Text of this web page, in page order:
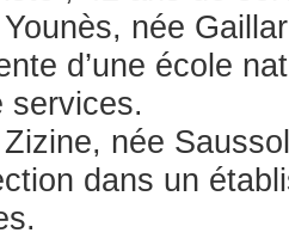
Younès, née
d’une école
services.
Zizine, née
dans un